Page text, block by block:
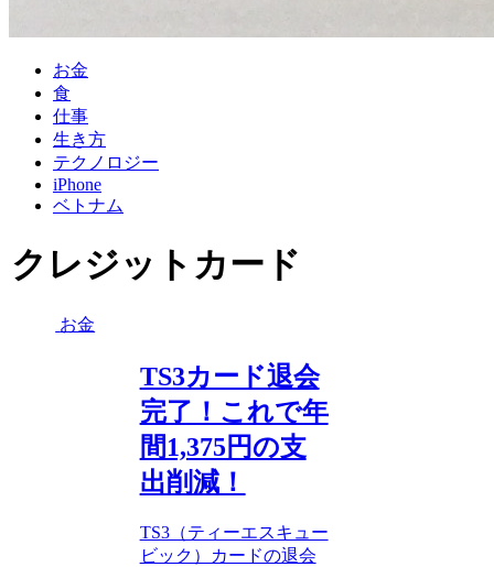
お金
食
仕事
生き方
テクノロジー
iPhone
ベトナム
クレジットカード
お金
TS3カード退会
完了！これで年
間1,375円の支
出削減！
TS3（ティーエスキュー
ビック）カードの退会